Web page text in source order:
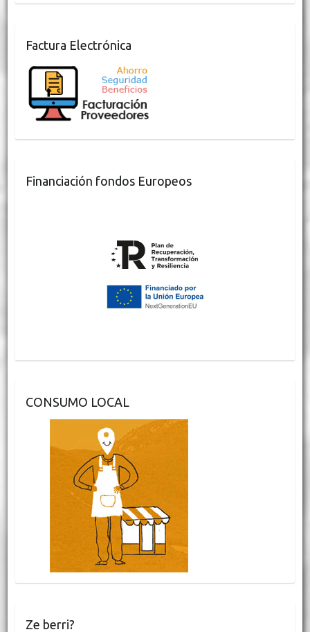
Factura Electrónica
Financiación fondos Europeos
CONSUMO LOCAL
Ze berri?